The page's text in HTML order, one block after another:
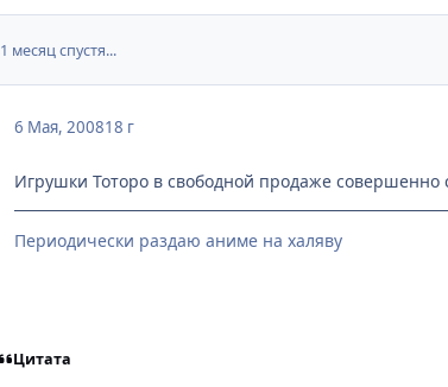
1 месяц спустя...
6 Мая, 200818 г
Игрушки Тоторо в свободной продаже совершенно
Периодически раздаю аниме на халяву
Цитата